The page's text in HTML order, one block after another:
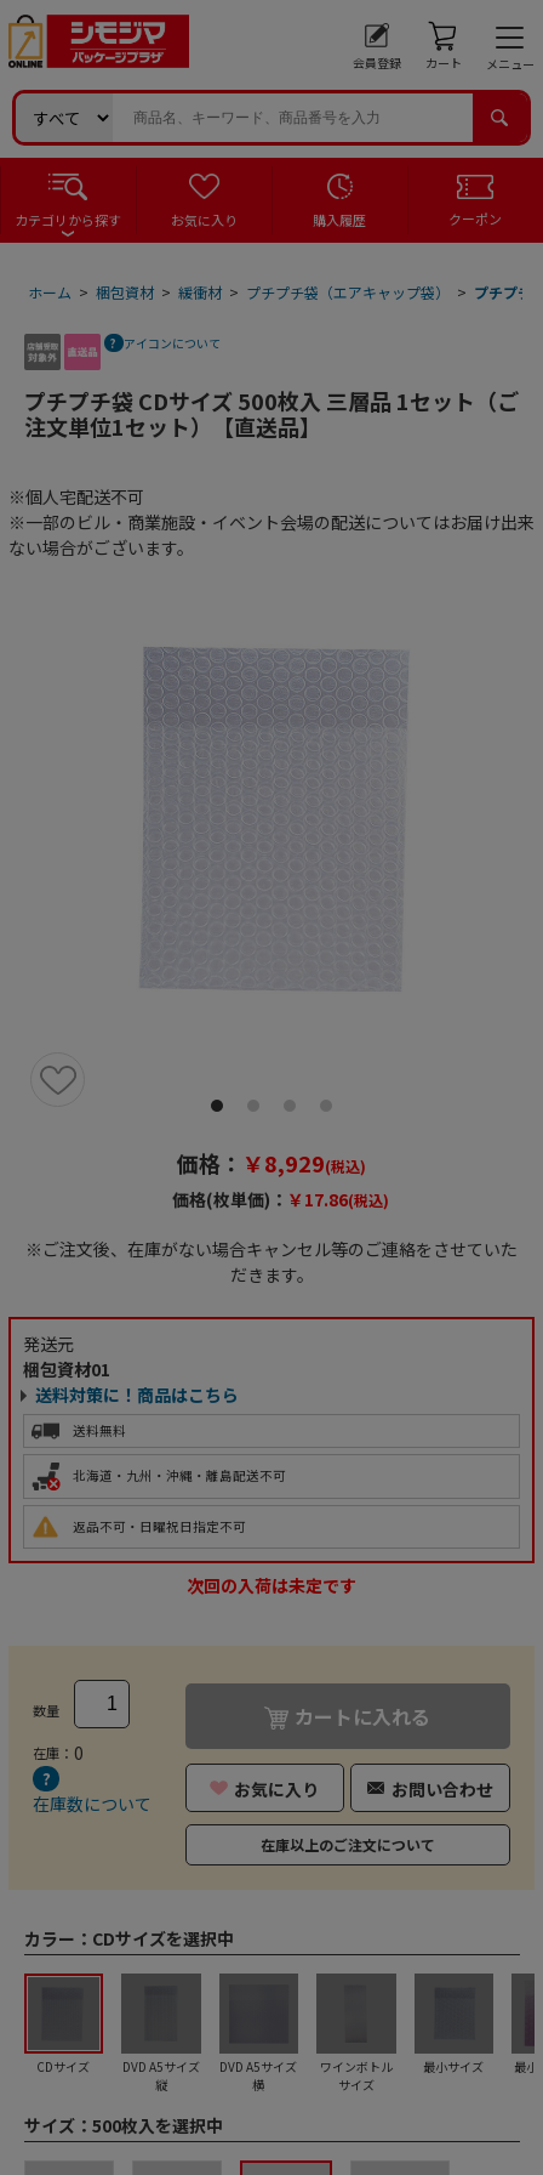
会員登録 カート メニュー
カテゴリから探す お気に入り 購入履歴 クーポン
ホーム > 梱包資材 > 緩衝材 > プチプチ袋（エアキャップ袋） > プチプチ
アイコンについて
プチプチ袋 CDサイズ 500枚入 三層品 1セット（ご
注文単位1セット）【直送品】
※個人宅配送不可
※一部のビル・商業施設・イベント会場の配送についてはお届け出来
ない場合がございます。
価格： ￥8,929(税込)
価格(枚単価)： ￥17.86(税込)
※ご注文後、在庫がない場合キャンセル等のご連絡をさせていた
だきます。
発送元
梱包資材01
送料対策に！商品はこちら
送料無料
北海道・九州・沖縄・離島配送不可
返品不可・日曜祝日指定不可
次回の入荷は未定です
数量
在庫： 0
在庫数について
カートに入れる
お気に入り お問い合わせ
在庫以上のご注文について
カラー： CDサイズを選択中
CDサイズ
DVD A5サイズ
縦
DVD A5サイズ
横
ワインボトル
サイズ
最小サイズ
最小
サイズ： 500枚入を選択中